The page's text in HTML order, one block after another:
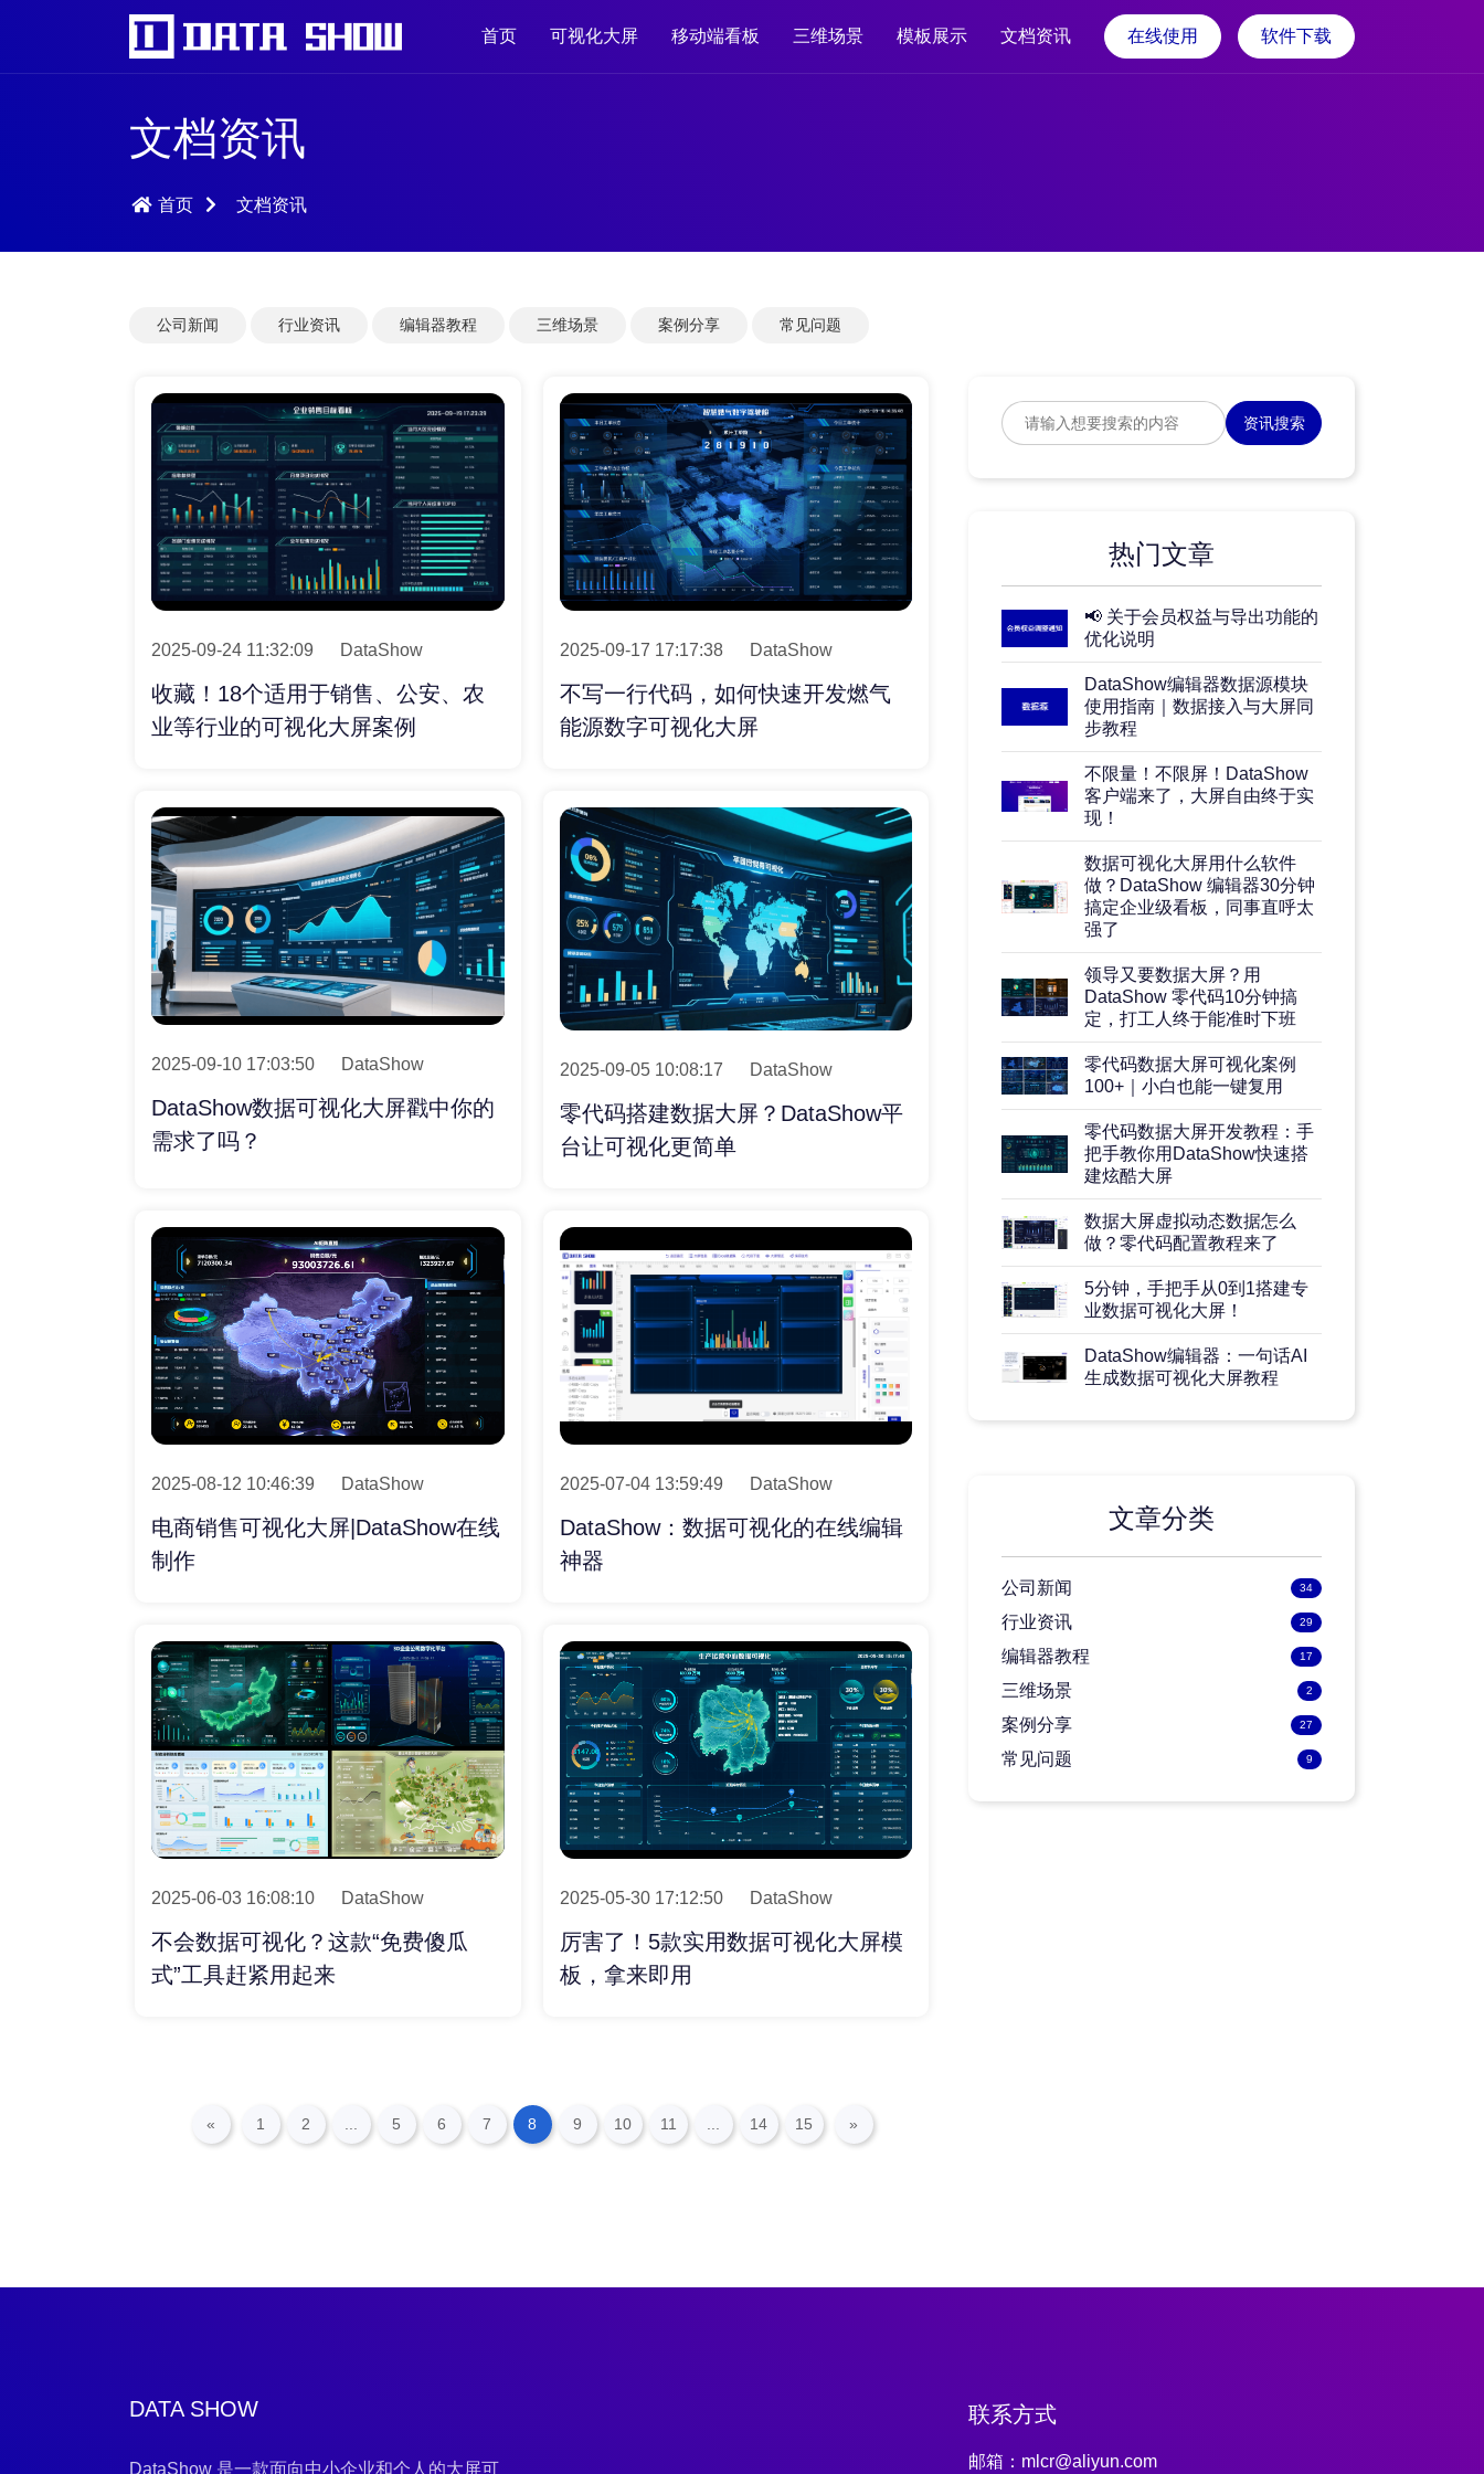
首页 可视化大屏 移动端看板 三维场景 模板展示 文档资讯 在线使用 软件下载
文档资讯
首页 文档资讯
公司新闻 行业资讯 编辑器教程 三维场景 案例分享 常见问题
2025-09-24 11:32:09 DataShow
收藏！18个适用于销售、公安、农
业等行业的可视化大屏案例
2025-09-17 17:17:38 DataShow
不写一行代码，如何快速开发燃气
能源数字可视化大屏
2025-09-10 17:03:50 DataShow
DataShow数据可视化大屏戳中你的
需求了吗？
2025-09-05 10:08:17 DataShow
零代码搭建数据大屏？DataShow平
台让可视化更简单
2025-08-12 10:46:39 DataShow
电商销售可视化大屏|DataShow在线
制作
2025-07-04 13:59:49 DataShow
DataShow：数据可视化的在线编辑
神器
2025-06-03 16:08:10 DataShow
不会数据可视化？这款“免费傻瓜
式”工具赶紧用起来
2025-05-30 17:12:50 DataShow
厉害了！5款实用数据可视化大屏模
板，拿来即用
« 1 2 5 6 7 8 9 10 11 14 15 »
资讯搜索
热门文章
📢 关于会员权益与导出功能的
优化说明
DataShow编辑器数据源模块
使用指南｜数据接入与大屏同
步教程
不限量！不限屏！DataShow
客户端来了，大屏自由终于实
现！
数据可视化大屏用什么软件
做？DataShow 编辑器30分钟
搞定企业级看板，同事直呼太
强了
领导又要数据大屏？用
DataShow 零代码10分钟搞
定，打工人终于能准时下班
零代码数据大屏可视化案例
100+｜小白也能一键复用
零代码数据大屏开发教程：手
把手教你用DataShow快速搭
建炫酷大屏
数据大屏虚拟动态数据怎么
做？零代码配置教程来了
5分钟，手把手从0到1搭建专
业数据可视化大屏！
DataShow编辑器：一句话AI
生成数据可视化大屏教程
文章分类
公司新闻 34
行业资讯 29
编辑器教程 17
三维场景 2
案例分享 27
常见问题 9
DATA SHOW
DataShow 是一款面向中小企业和个人的大屏可
联系方式
邮箱：mlcr@aliyun.com